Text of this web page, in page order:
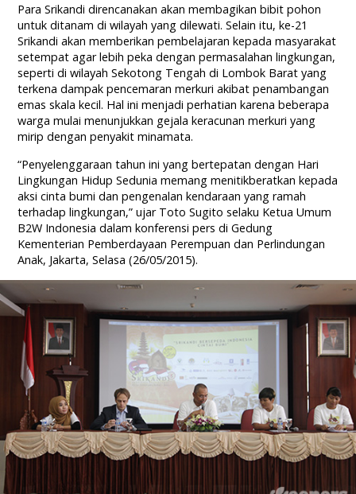
Para Srikandi direncanakan akan membagikan bibit pohon
untuk ditanam di wilayah yang dilewati. Selain itu, ke-21
Srikandi akan memberikan pembelajaran kepada masyarakat
setempat agar lebih peka dengan permasalahan lingkungan,
seperti di wilayah Sekotong Tengah di Lombok Barat yang
terkena dampak pencemaran merkuri akibat penambangan
emas skala kecil. Hal ini menjadi perhatian karena beberapa
warga mulai menunjukkan gejala keracunan merkuri yang
mirip dengan penyakit minamata.
“Penyelenggaraan tahun ini yang bertepatan dengan Hari
Lingkungan Hidup Sedunia memang menitikberatkan kepada
aksi cinta bumi dan pengenalan kendaraan yang ramah
terhadap lingkungan,” ujar Toto Sugito selaku Ketua Umum
B2W Indonesia dalam konferensi pers di Gedung
Kementerian Pemberdayaan Perempuan dan Perlindungan
Anak, Jakarta, Selasa (26/05/2015).